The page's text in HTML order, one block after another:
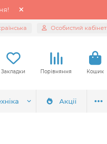
Особистий кабінет
Закладки Порівняння Кошик
Акції